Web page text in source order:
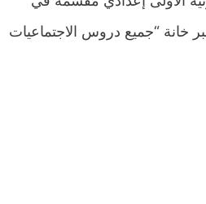
خانة “جميع دروس الاجتماعيات